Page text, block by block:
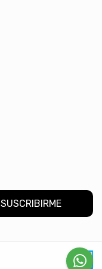
SUSCRIBIRME